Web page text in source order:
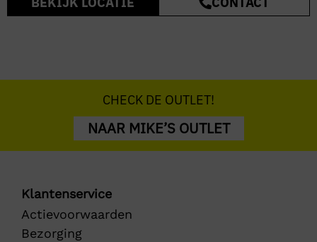
CHECK DE OUTLET!
NAAR MIKE’S OUTLET
Klantenservice
Actievoorwaarden
Bezorging